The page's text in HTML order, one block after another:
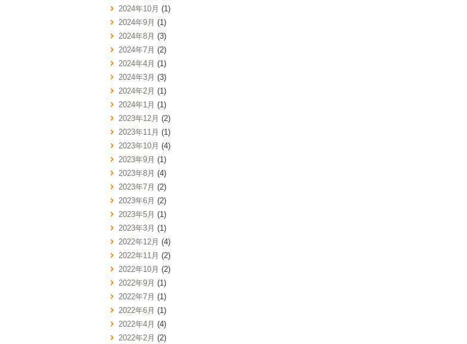
2024年10月 (1)
2024年9月 (1)
2024年8月 (3)
2024年7月 (2)
2024年4月 (1)
2024年3月 (3)
2024年2月 (1)
2024年1月 (1)
2023年12月 (2)
2023年11月 (1)
2023年10月 (4)
2023年9月 (1)
2023年8月 (4)
2023年7月 (2)
2023年6月 (2)
2023年5月 (1)
2023年3月 (1)
2022年12月 (4)
2022年11月 (2)
2022年10月 (2)
2022年9月 (1)
2022年7月 (1)
2022年6月 (1)
2022年4月 (4)
2022年2月 (2)